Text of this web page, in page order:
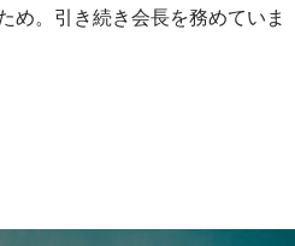
め。引き続き会長を務めていま